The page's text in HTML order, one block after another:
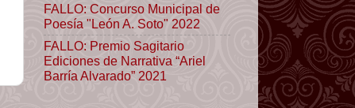
FALLO: Concurso Municipal de
Poesía "León A. Soto" 2022
FALLO: Premio Sagitario
Ediciones de Narrativa “Ariel
Barría Alvarado” 2021